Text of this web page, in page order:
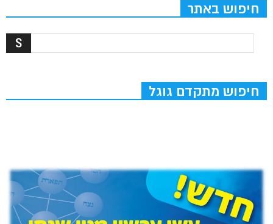
חיפוש באתר
חיפוש מתקדם גוגל